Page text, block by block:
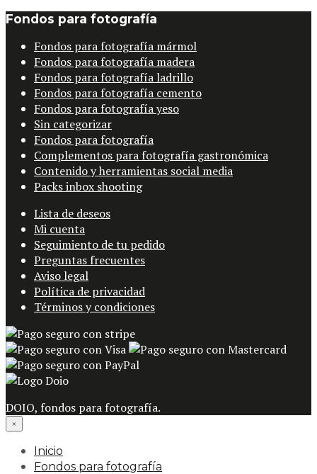
Fondos para fotografía
Fondos para fotografía mármol
Fondos para fotografía madera
Fondos para fotografía ladrillo
Fondos para fotografía cemento
Fondos para fotografía yeso
Sin categorizar
Fondos para fotografía
Complementos para fotografía gastronómica
Contenido y herramientas social media
Packs inbox shooting
Lista de deseos
Mi cuenta
Seguimiento de tu pedido
Preguntas frecuentes
Aviso legal
Política de privacidad
Términos y condiciones
DOIO, fondos para fotografía.
×
Inicio
Fondos para fotografía